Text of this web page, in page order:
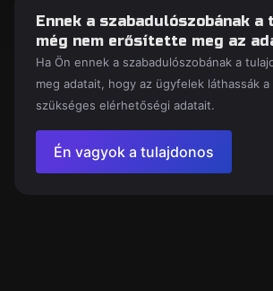
Ennek a szabadulószobának a
még nem erősítette meg az
Ha Ön ennek a szabadulószobának a
meg adatait, hogy az ügyfelek láthassák
szükséges elérhetőségi adatait.
Én vagyok a tulajdonos